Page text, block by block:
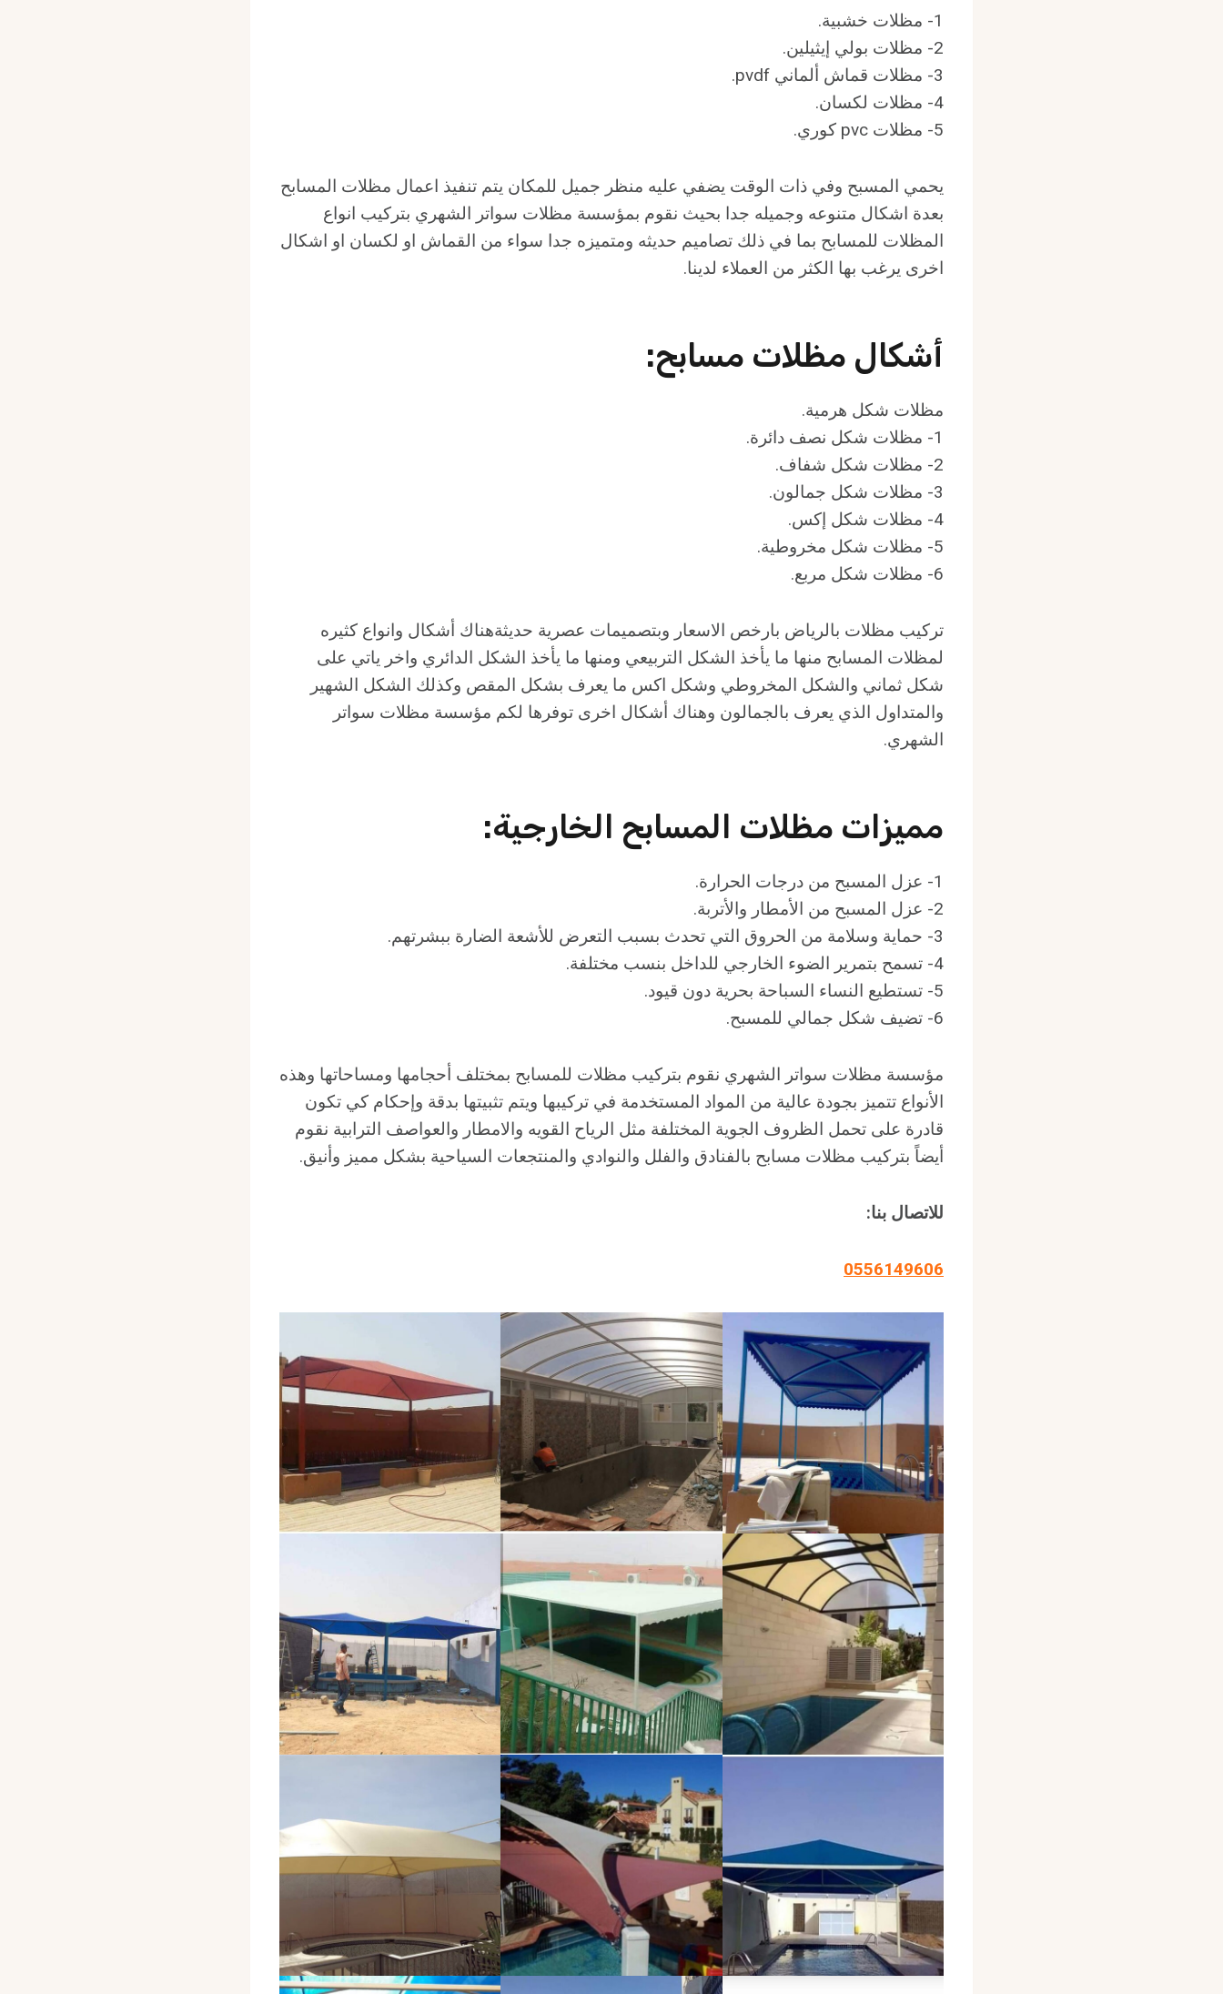
1- مظلات خشبية.
2- مظلات بولي إيثيلين.
3- مظلات قماش ألماني pvdf.
4- مظلات لكسان.
5- مظلات pvc كوري.
يحمي المسبح وفي ذات الوقت يضفي عليه منظر جميل للمكان يتم تنفيذ اعمال مظلات المسابح
بعدة اشكال متنوعه وجميله جدا بحيث نقوم بمؤسسة مظلات سواتر الشهري بتركيب انواع
المظلات للمسابح بما في ذلك تصاميم حديثه ومتميزه جدا سواء من القماش او لكسان او اشكال
اخرى يرغب بها الكثر من العملاء لدينا.
أشكال مظلات مسابح:
مظلات شكل هرمية.
1- مظلات شكل نصف دائرة.
2- مظلات شكل شفاف.
3- مظلات شكل جمالون.
4- مظلات شكل إكس.
5- مظلات شكل مخروطية.
6- مظلات شكل مربع.
تركيب مظلات بالرياض بارخص الاسعار وبتصميمات عصرية حديثةهناك أشكال وانواع كثيره
لمظلات المسابح منها ما يأخذ الشكل التربيعي ومنها ما يأخذ الشكل الدائري واخر ياتي على
شكل ثماني والشكل المخروطي وشكل اكس ما يعرف بشكل المقص وكذلك الشكل الشهير
والمتداول الذي يعرف بالجمالون وهناك أشكال اخرى توفرها لكم مؤسسة مظلات سواتر
الشهري.
مميزات مظلات المسابح الخارجية:
1- عزل المسبح من درجات الحرارة.
2- عزل المسبح من الأمطار والأتربة.
3- حماية وسلامة من الحروق التي تحدث بسبب التعرض للأشعة الضارة ببشرتهم.
4- تسمح بتمرير الضوء الخارجي للداخل بنسب مختلفة.
5- تستطيع النساء السباحة بحرية دون قيود.
6- تضيف شكل جمالي للمسبح.
مؤسسة مظلات سواتر الشهري نقوم بتركيب مظلات للمسابح بمختلف أحجامها ومساحاتها وهذه
الأنواع تتميز بجودة عالية من المواد المستخدمة في تركيبها ويتم تثبيتها بدقة وإحكام كي تكون
قادرة على تحمل الظروف الجوية المختلفة مثل الرياح القويه والامطار والعواصف الترابية نقوم
أيضاً بتركيب مظلات مسابح بالفنادق والفلل والنوادي والمنتجعات السياحية بشكل مميز وأنيق.
للاتصال بنا:
0556149606